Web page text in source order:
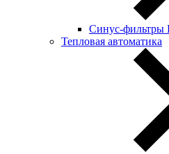
Синус-фильтры
Тепловая автоматика